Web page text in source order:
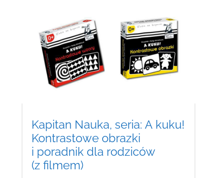
Kapitan Nauka, seria: A kuku!
Kontrastowe obrazki
i poradnik dla rodziców
(z filmem)